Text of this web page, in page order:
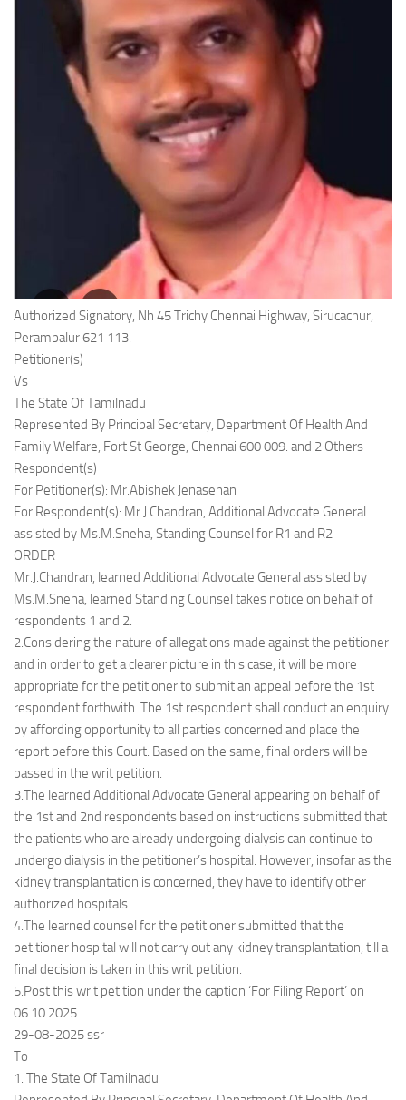
Authorized Signatory, Nh 45 Trichy Chennai Highway, Sirucachur,
Perambalur 621 113.
Petitioner(s)
Vs
The State Of Tamilnadu
Represented By Principal Secretary, Department Of Health And
Family Welfare, Fort St George, Chennai 600 009. and 2 Others
Respondent(s)
For Petitioner(s): Mr.Abishek Jenasenan
For Respondent(s): Mr.J.Chandran, Additional Advocate General
assisted by Ms.M.Sneha, Standing Counsel for R1 and R2
ORDER
Mr.J.Chandran, learned Additional Advocate General assisted by
Ms.M.Sneha, learned Standing Counsel takes notice on behalf of
respondents 1 and 2.
2.Considering the nature of allegations made against the petitioner
and in order to get a clearer picture in this case, it will be more
appropriate for the petitioner to submit an appeal before the 1st
respondent forthwith. The 1st respondent shall conduct an enquiry
by affording opportunity to all parties concerned and place the
report before this Court. Based on the same, final orders will be
passed in the writ petition.
3.The learned Additional Advocate General appearing on behalf of
the 1st and 2nd respondents based on instructions submitted that
the patients who are already undergoing dialysis can continue to
undergo dialysis in the petitioner’s hospital. However, insofar as the
kidney transplantation is concerned, they have to identify other
authorized hospitals.
4.The learned counsel for the petitioner submitted that the
petitioner hospital will not carry out any kidney transplantation, till a
final decision is taken in this writ petition.
5.Post this writ petition under the caption ‘For Filing Report’ on
06.10.2025.
29-08-2025 ssr
To
1. The State Of Tamilnadu